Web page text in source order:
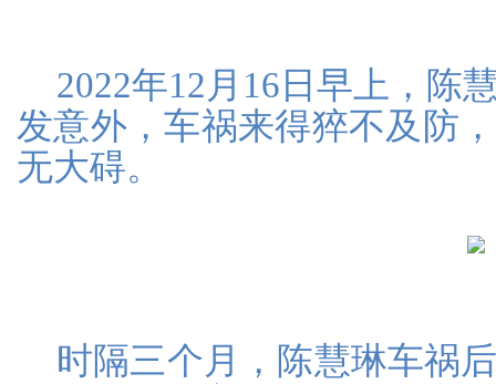
2022年12月16日早上，陈
发意外，车祸来得猝不及防
无大碍。
时隔三个月，陈慧琳车祸